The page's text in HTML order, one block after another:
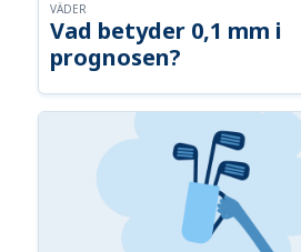
Vad betyder 0,1 mm i
prognosen?
VÄDER